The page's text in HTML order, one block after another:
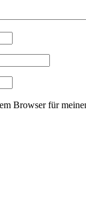
Browser für